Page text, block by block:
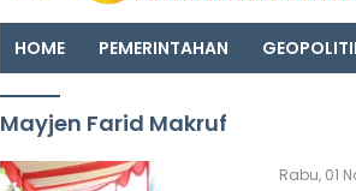
HOME PEMERINTAHAN
Mayjen Farid Makruf
Rabu, 01